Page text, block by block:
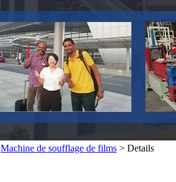
Machine de soufflage de films > Details